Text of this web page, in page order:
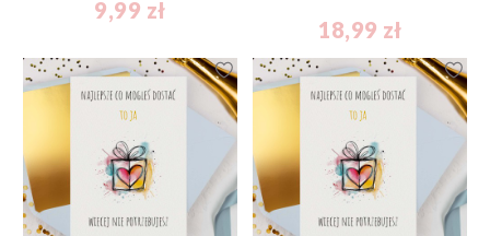
9,99 zł
18,99 zł